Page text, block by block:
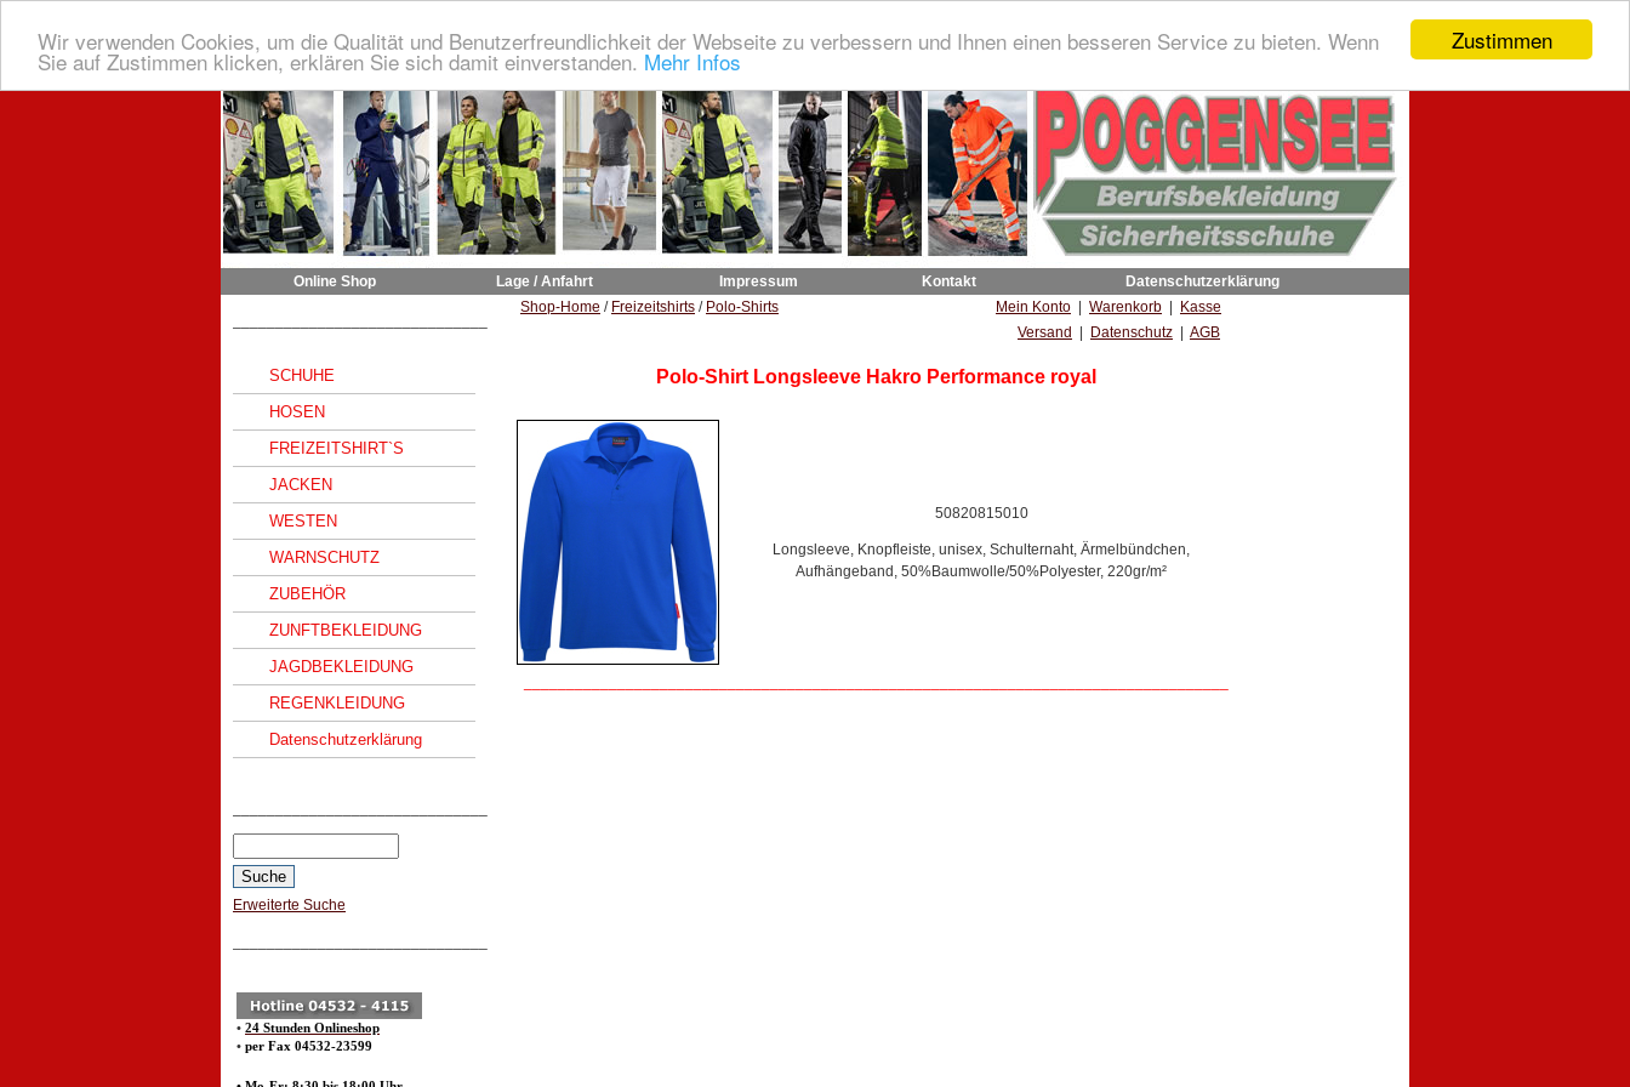
Zustimmen
Wir verwenden Cookies, um die Qualität und Benutzerfreundlichkeit der Webseite zu verbessern und Ihnen einen besseren Service zu bieten. Wenn
Sie auf Zustimmen klicken, erklären Sie sich damit einverstanden. Mehr Infos
Online Shop Lage / Anfahrt Impressum Kontakt Datenschutzerklärung
SCHUHE
HOSEN
FREIZEITSHIRT`S
JACKEN
WESTEN
WARNSCHUTZ
ZUBEHÖR
ZUNFTBEKLEIDUNG
JAGDBEKLEIDUNG
REGENKLEIDUNG
Datenschutzerklärung
Erweiterte Suche
• 24 Stunden Onlineshop
• per Fax 04532-23599
Shop-Home / Freizeitshirts / Polo-Shirts Mein Konto Warenkorb
Kasse
Versand
Datenschutz AGB
Polo-Shirt Longsleeve Hakro Performance royal
50820815010
Longsleeve, Knopfleiste, unisex, Schulternaht, Ärmelbündchen,
Aufhängeband, 50%Baumwolle/50%Polyester, 220gr/m²